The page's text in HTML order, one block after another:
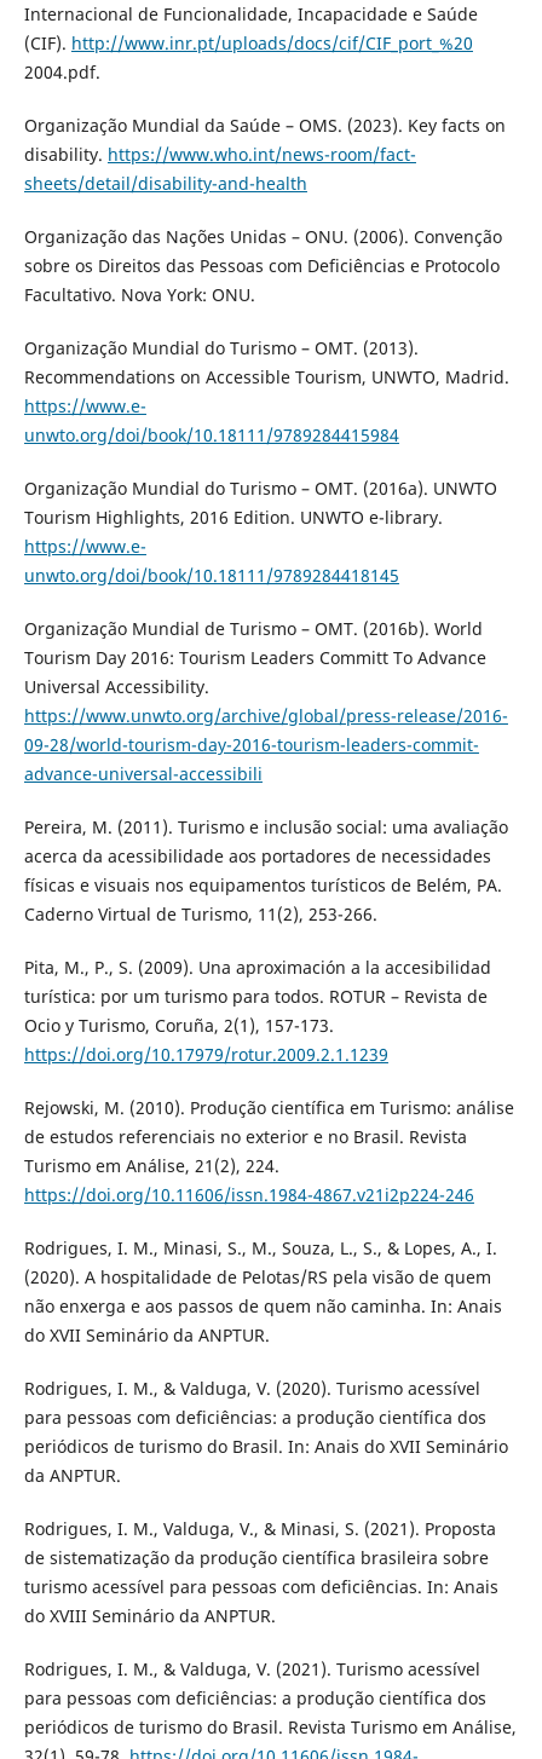
Internacional de Funcionalidade, Incapacidade e Saúde
(CIF). http://www.inr.pt/uploads/docs/cif/CIF_port_%20
2004.pdf.
Organização Mundial da Saúde – OMS. (2023). Key facts on
disability. https://www.who.int/news-room/fact-
sheets/detail/disability-and-health
Organização das Nações Unidas – ONU. (2006). Convenção
sobre os Direitos das Pessoas com Deficiências e Protocolo
Facultativo. Nova York: ONU.
Organização Mundial do Turismo – OMT. (2013).
Recommendations on Accessible Tourism, UNWTO, Madrid.
https://www.e-
unwto.org/doi/book/10.18111/9789284415984
Organização Mundial do Turismo – OMT. (2016a). UNWTO
Tourism Highlights, 2016 Edition. UNWTO e-library.
https://www.e-
unwto.org/doi/book/10.18111/9789284418145
Organização Mundial de Turismo – OMT. (2016b). World
Tourism Day 2016: Tourism Leaders Committ To Advance
Universal Accessibility.
https://www.unwto.org/archive/global/press-release/2016-
09-28/world-tourism-day-2016-tourism-leaders-commit-
advance-universal-accessibili
Pereira, M. (2011). Turismo e inclusão social: uma avaliação
acerca da acessibilidade aos portadores de necessidades
físicas e visuais nos equipamentos turísticos de Belém, PA.
Caderno Virtual de Turismo, 11(2), 253-266.
Pita, M., P., S. (2009). Una aproximación a la accesibilidad
turística: por um turismo para todos. ROTUR – Revista de
Ocio y Turismo, Coruña, 2(1), 157-173.
https://doi.org/10.17979/rotur.2009.2.1.1239
Rejowski, M. (2010). Produção científica em Turismo: análise
de estudos referenciais no exterior e no Brasil. Revista
Turismo em Análise, 21(2), 224.
https://doi.org/10.11606/issn.1984-4867.v21i2p224-246
Rodrigues, I. M., Minasi, S., M., Souza, L., S., & Lopes, A., I.
(2020). A hospitalidade de Pelotas/RS pela visão de quem
não enxerga e aos passos de quem não caminha. In: Anais
do XVII Seminário da ANPTUR.
Rodrigues, I. M., & Valduga, V. (2020). Turismo acessível
para pessoas com deficiências: a produção científica dos
periódicos de turismo do Brasil. In: Anais do XVII Seminário
da ANPTUR.
Rodrigues, I. M., Valduga, V., & Minasi, S. (2021). Proposta
de sistematização da produção científica brasileira sobre
turismo acessível para pessoas com deficiências. In: Anais
do XVIII Seminário da ANPTUR.
Rodrigues, I. M., & Valduga, V. (2021). Turismo acessível
para pessoas com deficiências: a produção científica dos
periódicos de turismo do Brasil. Revista Turismo em Análise,